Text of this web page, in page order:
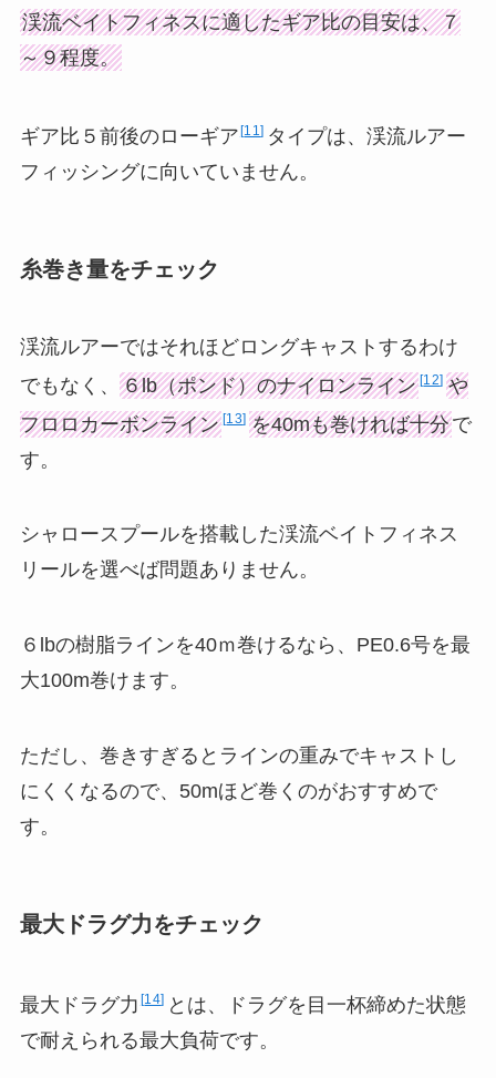
渓流ベイトフィネスに適したギア比の目安は、７
～９程度。
ギア比５前後のローギア 11 タイプは、渓流ルアー
フィッシングに向いていません。
糸巻き量をチェック
渓流ルアーではそれほどロングキャストするわけ
でもなく、 ６lb（ポンド）のナイロンライン 12 や
フロロカーボンライン 13 を40mも巻ければ十分で
す。
シャロースプールを搭載した渓流ベイトフィネス
リールを選べば問題ありません。
６lbの樹脂ラインを40ｍ巻けるなら、PE0.6号を最
大100m巻けます。
ただし、巻きすぎるとラインの重みでキャストし
にくくなるので、50mほど巻くのがおすすめで
す。
最大ドラグ力をチェック
最大ドラグ力 14
とは、ドラグを目一杯締めた状態
で耐えられる最大負荷です。